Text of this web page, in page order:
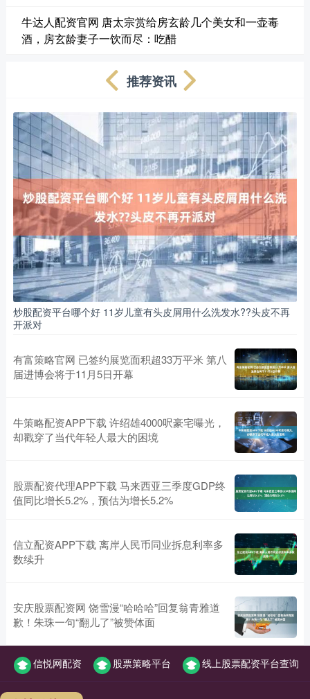
牛达人配资官网 唐太宗赏给房玄龄几个美女和一壶毒
酒，房玄龄妻子一饮而尽：吃醋
推荐资讯
炒股配资平台哪个好 11岁儿童有头皮屑用什么洗发水??头皮不再
开派对
有富策略官网 已签约展览面积超33万平米 第八
届进博会将于11月5日开幕
牛策略配资APP下载 许绍雄4000呎豪宅曝光，
却戳穿了当代年轻人最大的困境
股票配资代理APP下载 马来西亚三季度GDP终
值同比增长5.2%，预估为增长5.2%
信立配资APP下载 离岸人民币同业拆息利率多
数续升
安庆股票配资网 饶雪漫“哈哈哈”回复翁青雅道
歉！朱珠一句“翻儿了”被赞体面
信悦网配资 股票策略平台 线上股票配资平台查询